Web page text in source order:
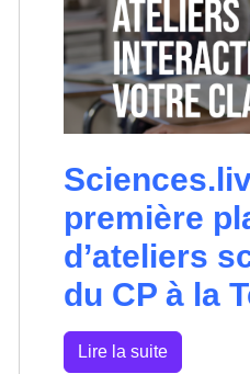
première
d’ateliers
du CP à la
Lire la suite